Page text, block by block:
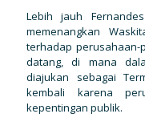
Lebih jauh
memenangkan
terhadap perusahaan-
datang, di mana
diajukan sebagai
kembali karena
kepentingan publik.